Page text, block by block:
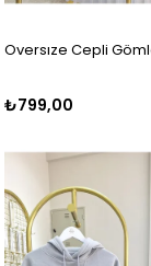
Oversıze Cepli
₺799,00